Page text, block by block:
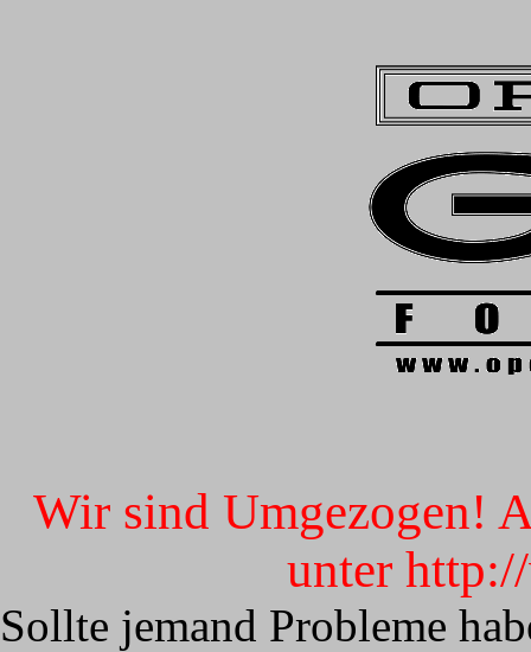
Wir sind Umgezogen!
unter
Sollte jemand Probleme